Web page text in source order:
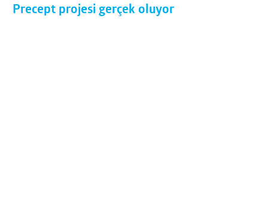
Precept projesi gerçek oluyor